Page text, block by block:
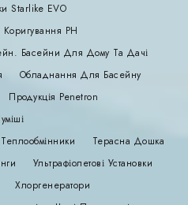
Starlike EVO
Коригування РН
Басейни Для Дому Та Дачі
Обладнання Для Басейну
Продукція Penetron
Теплообмінники
Терасна Дошка
Ультрафіолетові Установки
Хлоргенератори